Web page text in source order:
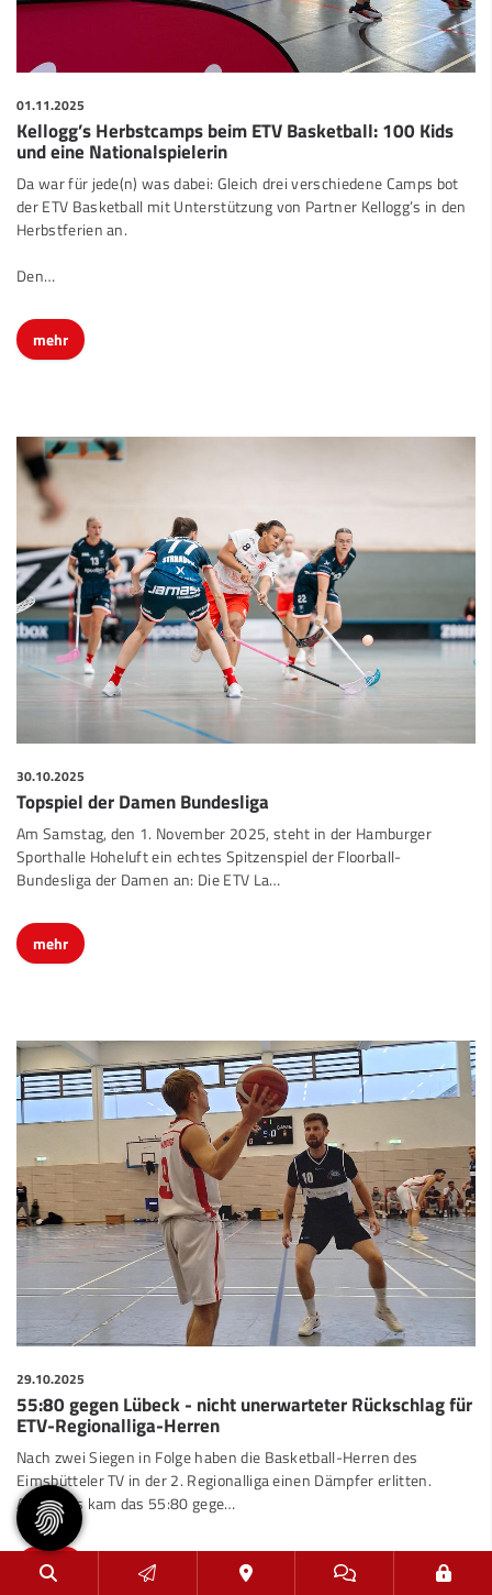
01.11.2025
Kellogg’s Herbstcamps beim ETV Basketball: 100 Kids
und eine Nationalspielerin
Da war für jede(n) was dabei: Gleich drei verschiedene Camps bot
der ETV Basketball mit Unterstützung von Partner Kellogg’s in den
Herbstferien an.
Den…
mehr
30.10.2025
Topspiel der Damen Bundesliga
Am Samstag, den 1. November 2025, steht in der Hamburger
Sporthalle Hoheluft ein echtes Spitzenspiel der Floorball-
Bundesliga der Damen an: Die ETV La…
mehr
29.10.2025
55:80 gegen Lübeck - nicht unerwarteter Rückschlag für
ETV-Regionalliga-Herren
Nach zwei Siegen in Folge haben die Basketball-Herren des
Eimsbütteler TV in der 2. Regionalliga einen Dämpfer erlitten.
Allerdings kam das 55:80 gege…
mehr